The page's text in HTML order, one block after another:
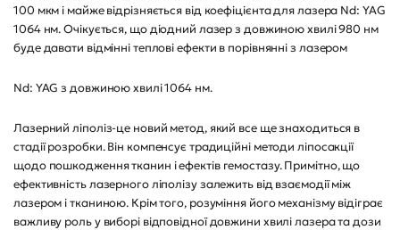
100 мкм і майже відрізняється від коефіцієнта для лазера Nd: YAG
1064 нм. Очікується, що діодний лазер з довжиною хвилі 980 нм
буде давати відмінні теплові ефекти в порівнянні з лазером
Nd: YAG з довжиною хвилі 1064 нм.
Лазерний ліполіз-це новий метод, який все ще знаходиться в
стадії розробки. Він компенсує традиційні методи ліпосакції
щодо пошкодження тканин і ефектів гемостазу. Примітно, що
ефективність лазерного ліполізу залежить від взаємодії між
лазером і тканиною. Крім того, розуміння його механізму відіграє
важливу роль у виборі відповідної довжини хвилі лазера та дози